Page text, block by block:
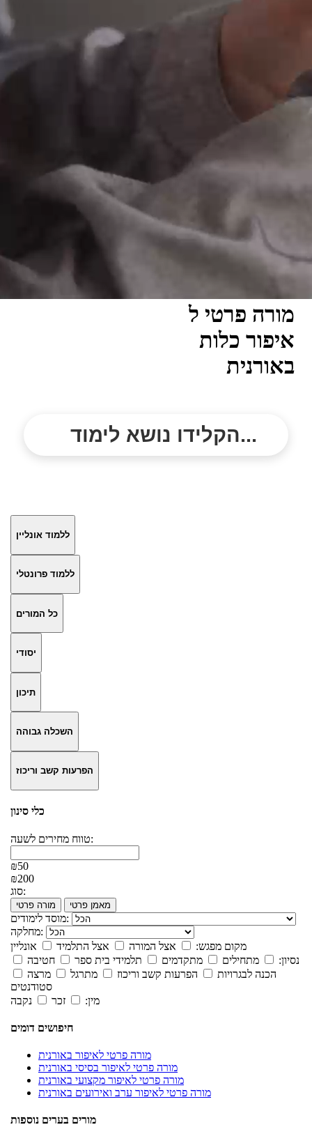
מורה פרטי ל
איפור כלות
באורנית
הקלידו נושא לימוד...
ללמוד אונליין
ללמוד פרונטלי
כל המורים
יסודי
תיכון
השכלה גבוהה
הפרעות קשב וריכוז
כלי סינון
טווח מחירים לשעה:
₪50
₪200
סוג:
מורה פרטי מאמן פרטי
מוסד לימודים:
מחלקה:
מקום מפגש:
אצל המורה אצל התלמיד
אונליין
נסיון:
מתחילים מתקדמים תלמידי בית ספר
חטיבה
הכנה לבגרויות
הפרעות קשב וריכוז מתרגל
מרצה
סטודנטים
מין:
זכר נקבה
חיפושים דומים
מורה פרטי לאיפור באורנית
מורה פרטי לאיפור בסיסי באורנית
מורה פרטי לאיפור מקצועי באורנית
מורה פרטי לאיפור ערב ואירועים באורנית
מורים בערים נוספות